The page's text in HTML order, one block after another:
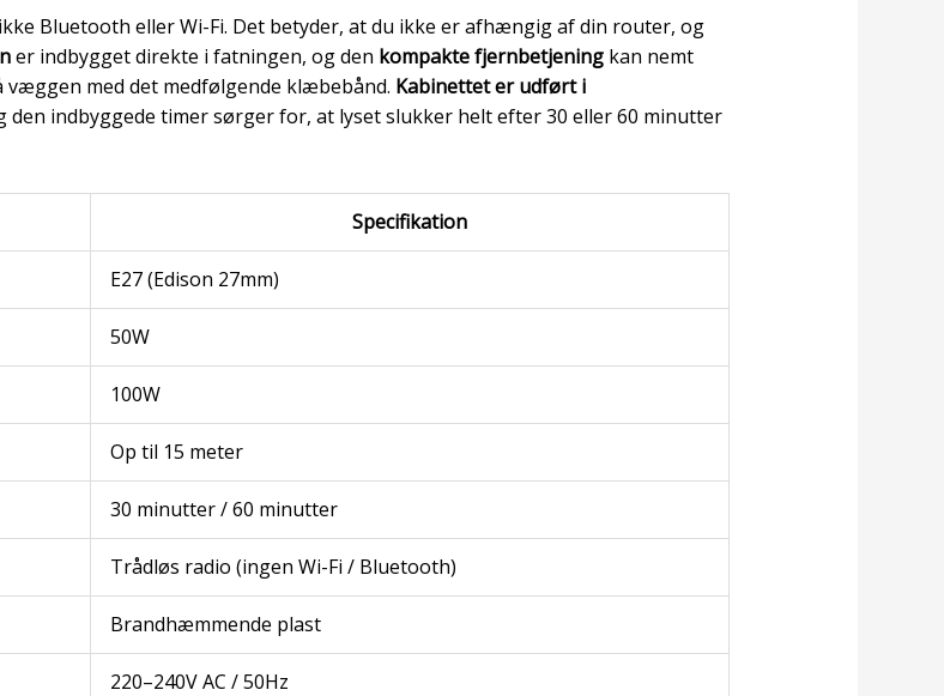
Bluetooth eller Wi-Fi. Det betyder, at du ikke er afhængig af din router, og
er indbygget direkte i fatningen, og den kompakte fjernbetjeningkan nemt
med det medfølgende klæbebånd. Kabinettet er udført i
indbyggede timer sørger for, at lyset slukker helt efter 30 eller 60 minutter
Specifikation
E27 (Edison 27mm)
50W
100W
Op til 15 meter
30 minutter / 60 minutter
Trådløs radio (ingen Wi-Fi / Bluetooth)
Brandhæmmende plast
220–240V AC / 50Hz